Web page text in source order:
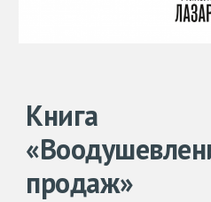
Книга
«
продаж»